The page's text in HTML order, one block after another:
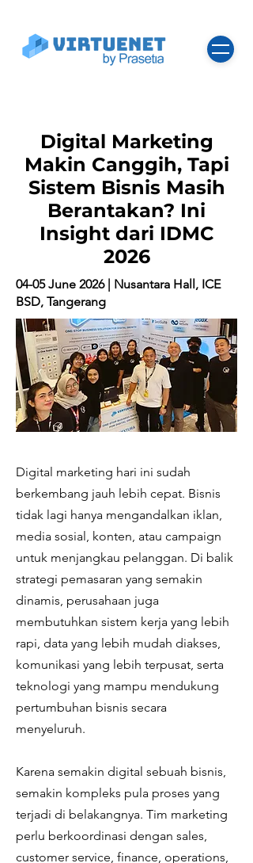
Digital Marketing
Makin Canggih, Tapi
Sistem Bisnis Masih
Berantakan? Ini
Insight dari IDMC
2026
04-05 June 2026 | Nusantara Hall, ICE
BSD, Tangerang
Digital marketing hari ini sudah
berkembang jauh lebih cepat. Bisnis
tidak lagi hanya mengandalkan iklan,
media sosial, konten, atau campaign
untuk menjangkau pelanggan. Di balik
strategi pemasaran yang semakin
dinamis, perusahaan juga
membutuhkan sistem kerja yang lebih
rapi, data yang lebih mudah diakses,
komunikasi yang lebih terpusat, serta
teknologi yang mampu mendukung
pertumbuhan bisnis secara
menyeluruh.
Karena semakin digital sebuah bisnis,
semakin kompleks pula proses yang
terjadi di belakangnya. Tim marketing
perlu berkoordinasi dengan sales,
customer service, finance, operations,